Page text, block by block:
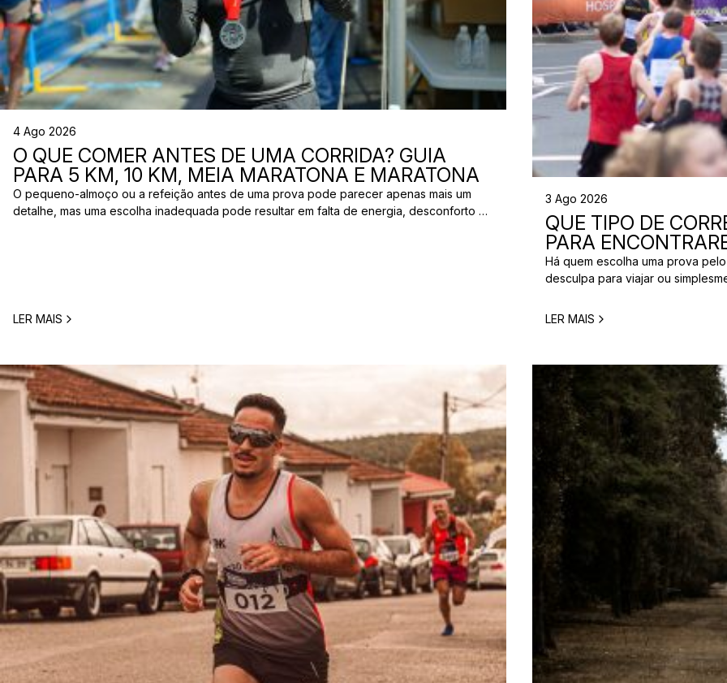
4 Ago 2026
O QUE COMER ANTES DE UMA CORRIDA? GUIA
PARA 5 KM, 10 KM, MEIA MARATONA E MARATONA
O pequeno-almoço ou a refeição antes de uma prova pode parecer apenas mais um
detalhe, mas uma escolha inadequada pode resultar em falta de energia, desconforto no
LER MAIS
3 Ago 2026
QUE TIPO DE
PARA
Há quem escolha uma prova
desculpa para viajar ou
perfeita para um corredor pode
LER MAIS